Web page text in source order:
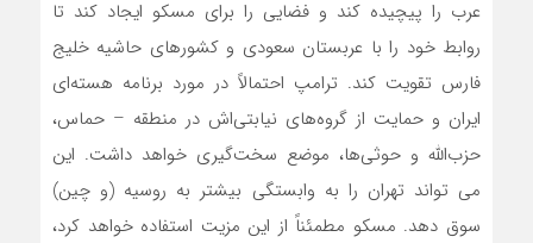
عرب را پیچیده کند و فضایی را برای مسکو ایجاد کند تا
روابط خود را با عربستان سعودی و کشورهای حاشیه خلیج
فارس تقویت کند. ترامپ احتمالاً در مورد برنامه هسته‌ای
ایران و حمایت از گروه‌های نیابتی‌اش در منطقه – حماس،
حزب‌الله و حوثی‌ها، موضع سخت‌گیری خواهد داشت. این
می تواند تهران را به وابستگی بیشتر به روسیه (و چین)
سوق دهد. مسکو مطمئناً از این مزیت استفاده خواهد کرد،